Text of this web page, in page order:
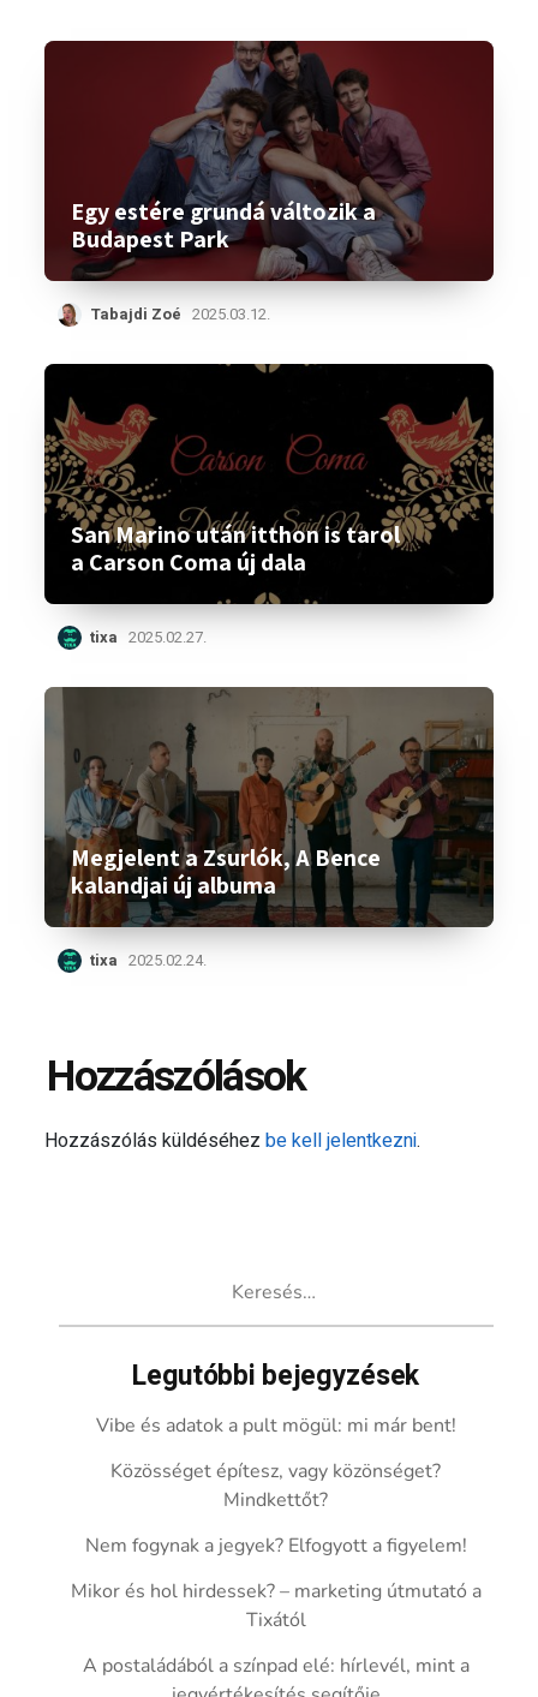
Egy estére grundá változik a
Budapest Park
Tabajdi Zoé 2025.03.12.
San Marino után itthon is tarol
a Carson Coma új dala
tixa 2025.02.27.
Megjelent a Zsurlók, A Bence
kalandjai új albuma
tixa 2025.02.24.
Hozzászólások
Hozzászólás küldéséhezbe kell jelentkezni.
Legutóbbi bejegyzések
Vibe és adatok a pult mögül: mi már bent!
Közösséget építesz, vagy közönséget?
Mindkettőt?
Nem fogynak a jegyek? Elfogyott a figyelem!
Mikor és hol hirdessek? – marketing útmutató a
Tixától
A postaládából a színpad elé: hírlevél, mint a